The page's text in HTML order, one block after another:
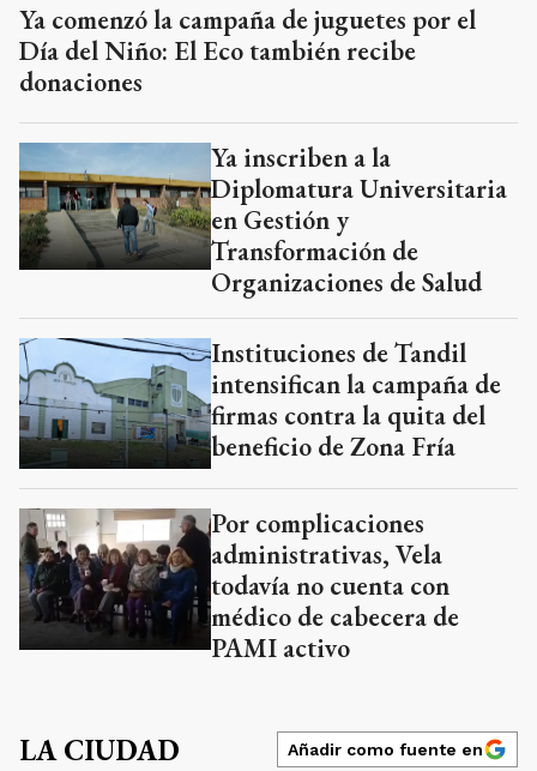
Ya comenzó la campaña de juguetes por el
Día del Niño: El Eco también recibe
donaciones
Ya inscriben a la
Diplomatura Universitaria
en Gestión y
Transformación de
Organizaciones de Salud
Instituciones de Tandil
intensifican la campaña de
firmas contra la quita del
beneficio de Zona Fría
Por complicaciones
administrativas, Vela
todavía no cuenta con
médico de cabecera de
PAMI activo
LA CIUDAD Añadir como fuente en